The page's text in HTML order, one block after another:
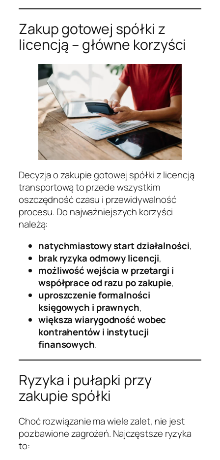
Zakup gotowej spółki z
licencją – główne korzyści
Decyzja o zakupie gotowej spółki z licencją
transportową to przede wszystkim
oszczędność czasu i przewidywalność
procesu. Do najważniejszych korzyści
należą:
natychmiastowy start działalności,
brak ryzyka odmowy licencji,
możliwość wejścia w przetargi i
współprace od razu po zakupie,
uproszczenie formalności
księgowych i prawnych,
większa wiarygodność wobec
kontrahentów i instytucji
finansowych.
Ryzyka i pułapki przy
zakupie spółki
Choć rozwiązanie ma wiele zalet, nie jest
pozbawione zagrożeń. Najczęstsze ryzyka
to: